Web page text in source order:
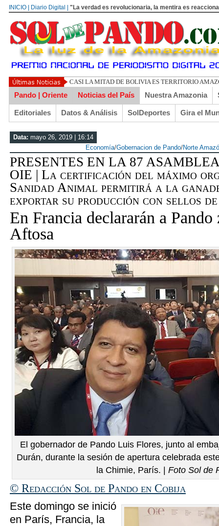
INICIO | Diario Digital | "La verdad es revolucionaria, la mentira es
UN LIBERTARI
Pando | Oriente Noticias del País Nuestra Amazonia
Editoriales Datos & Análisis SolDeportes Gira el
Data: mayo 26, 2019 | 16:14
Economía/Gobernacion de Pando/Norte
PRESENTES EN LA 87
OIE | La certificación del máximo
Sanidad Animal permitirá a la
exportar su producción con sellos
En Francia declararán a
Aftosa
El gobernador de Pando Luis Flores, junto al
Durán, durante la sesión de apertura celebrada
la Chimie, París. | Foto Sol de
© Redacción Sol de Pando en Cobija
Este domingo se inició
en París, Francia, la